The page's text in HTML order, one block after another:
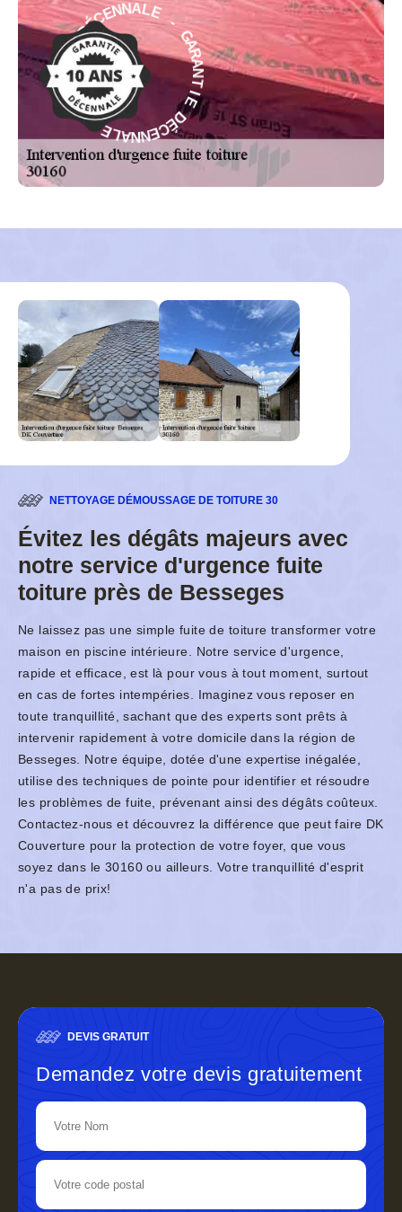
G
A
R
A
N
T
I
E
D
É
C
E
NNALE - GAR
A
N
T
I
E
D
É
C
E
N
N
A
L
E
-
NETTOYAGE DÉMOUSSAGE DE TOITURE 30
Évitez les dégâts majeurs avec
notre service d'urgence fuite
toiture près de Besseges
Ne laissez pas une simple fuite de toiture transformer votre
maison en piscine intérieure. Notre service d'urgence,
rapide et efficace, est là pour vous à tout moment, surtout
en cas de fortes intempéries. Imaginez vous reposer en
toute tranquillité, sachant que des experts sont prêts à
intervenir rapidement à votre domicile dans la région de
Besseges. Notre équipe, dotée d'une expertise inégalée,
utilise des techniques de pointe pour identifier et résoudre
les problèmes de fuite, prévenant ainsi des dégâts coûteux.
Contactez-nous et découvrez la différence que peut faire DK
Couverture pour la protection de votre foyer, que vous
soyez dans le 30160 ou ailleurs. Votre tranquillité d'esprit
n'a pas de prix!
DEVIS GRATUIT
Demandez votre devis gratuitement